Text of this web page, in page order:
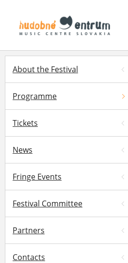
About the Festival
Programme
Tickets
News
Fringe Events
Festival Committee
Partners
Contacts